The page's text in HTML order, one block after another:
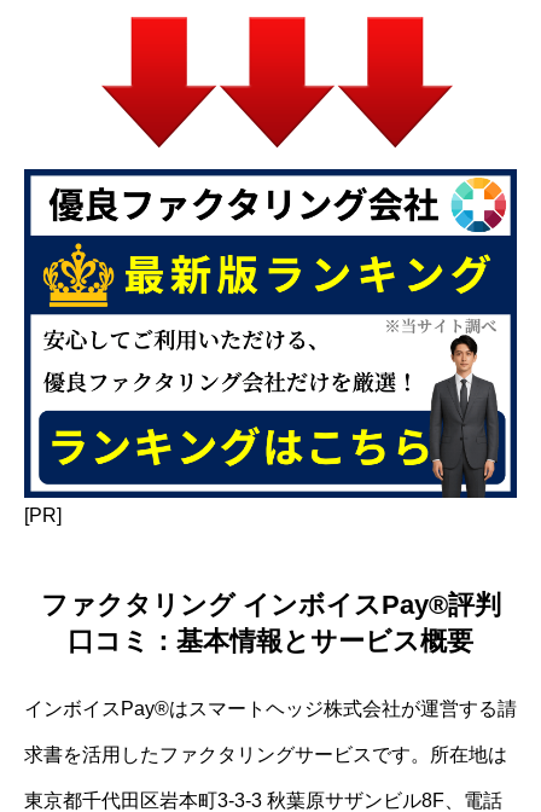
[PR]
ファクタリング インボイスPay®評判
口コミ：基本情報とサービス概要
インボイスPay®はスマートヘッジ株式会社が運営する請
求書を活用したファクタリングサービスです。所在地は
東京都千代田区岩本町3-3-3 秋葉原サザンビル8F、電話